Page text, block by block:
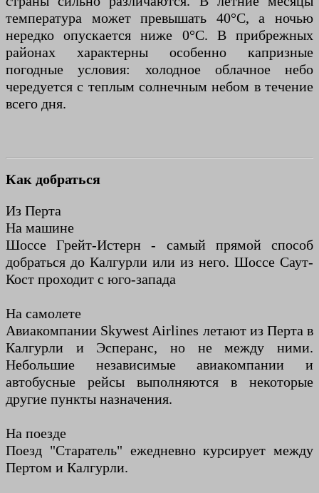
температура может превышать 40°C, а ночью
нередко опускается ниже 0°C. В прибрежных
районах характерны особенно капризные
погодные условия: холодное облачное небо
чередуется с теплым солнечным небом в течение
всего дня.
Как добраться
Из Перта
На машине
Шоссе Грейт-Истерн - самый прямой способ
добраться до Калгурли или из него. Шоссе Саут-
Кост проходит с юго-запада
На самолете
Авиакомпании Skywest Airlines летают из Перта в
Калгурли и Эсперанс, но не между ними.
Небольшие независимые авиакомпании и
автобусные рейсы выполняются в некоторые
другие пункты назначения.
На поезде
Поезд "Старатель" ежедневно курсирует между
Пертом и Калгурли.